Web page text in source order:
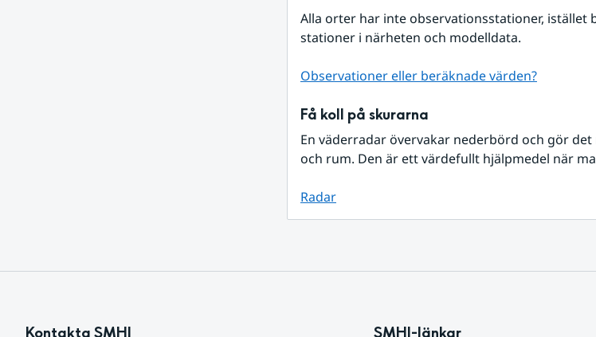
Alla orter har inte observationsstationer, istället
stationer i närheten och modelldata.
Observationer eller beräknade värden?
Få koll på skurarna
En väderradar övervakar nederbörd och gör
och rum. Den är ett värdefullt hjälpmedel när
Radar